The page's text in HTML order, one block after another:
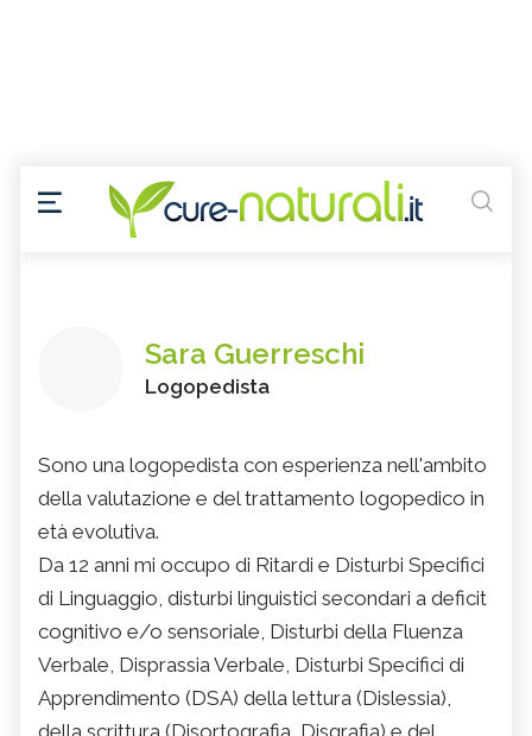
Sara Guerreschi
Logopedista
Sono una logopedista con esperienza nell'ambito
della valutazione e del trattamento logopedico in
età evolutiva.
Da 12 anni mi occupo di Ritardi e Disturbi Specifici
di Linguaggio, disturbi linguistici secondari a deficit
cognitivo e/o sensoriale, Disturbi della Fluenza
Verbale, Disprassia Verbale, Disturbi Specifici di
Apprendimento (DSA) della lettura (Dislessia),